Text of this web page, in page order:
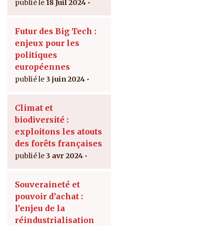
18 Juil 2024
Futur des Big Tech :
enjeux pour les
politiques
européennes
3 juin 2024
Climat et
biodiversité :
exploitons les atouts
des forêts françaises
3 avr 2024
Souveraineté et
pouvoir d’achat :
l’enjeu de la
réindustrialisation